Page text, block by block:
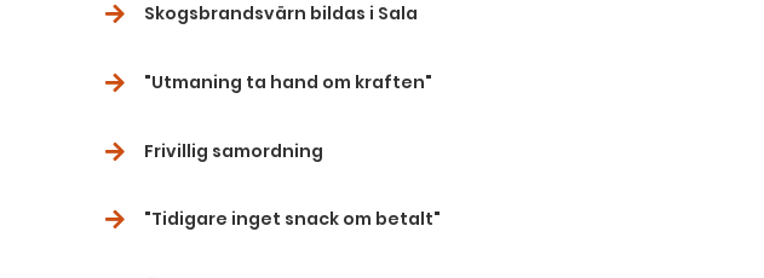
Skogsbrandsvärn bildas i Sala
"Utmaning ta hand om kraften"
Frivillig samordning
"Tidigare inget snack om betalt"